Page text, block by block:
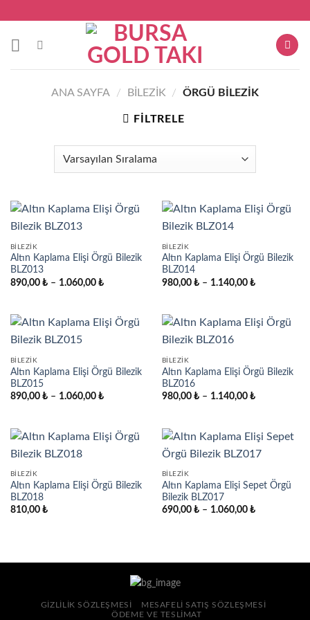
content
ANA SAYFA / BILEZIK / ÖRGÜ BILEZIK
FILTRELE
BILEZIK
Altın Kaplama Elişi Örgü Bilezik
BLZ013
890,00 ₺ – 1.060,00 ₺Fiyat
1.060,00 ₺
BILEZIK
Altın Kaplama Elişi Örgü Bilezik
BLZ014
980,00 ₺ – 1.140,00 ₺Fiyat
1.140,00 ₺
BILEZIK
Altın Kaplama Elişi Örgü Bilezik
BLZ015
890,00 ₺ – 1.060,00 ₺Fiyat
1.060,00 ₺
BILEZIK
Altın Kaplama Elişi Örgü Bilezik
BLZ016
980,00 ₺ – 1.140,00 ₺Fiyat
1.140,00 ₺
BILEZIK
Altın Kaplama Elişi Örgü Bilezik
BLZ018
810,00 ₺
BILEZIK
Altın Kaplama Elişi Sepet Örgü
Bilezik BLZ017
690,00 ₺ – 1.060,00 ₺Fiyat
GIZLILIK SÖZLEŞMESI
MESAFELI SATIŞ SÖZLEŞMESI
ÖDEME VE TESLIMAT